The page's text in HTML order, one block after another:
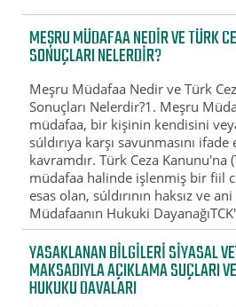
MEŞRU MÜDAFAA NEDIR VE TÜRK
SONUÇLARI NELERDIR?
Meşru Müdafaa Nedir ve Türk
Sonuçları Nelerdir?1. Meşru
müdafaa, bir kişinin kendisini
súldırıya karşı savunmasını
kavramdır. Türk Ceza Kanunu'na
müdafaa halinde işlenmiş bir fiil
esas olan, súldırının haksız ve
Müdafaanın Hukuki
YASAKLANAN BILGILERI SIYASAL
MAKSADIYLA AÇIKLAMA SUÇLARI
HUKUKU DAVALARI